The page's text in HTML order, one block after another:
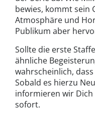
bewies, kommt sein
Atmosphäre und
Publikum aber
Sollte die erste
ähnliche
wahrscheinlich,
Sobald es hierzu
informieren wir
sofort.